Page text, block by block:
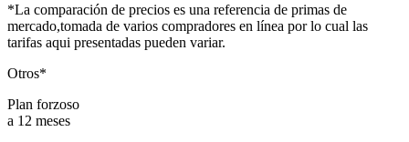
*La comparación de precios es una referencia de primas de
mercado,tomada de varios compradores en línea por lo cual las
tarifas aqui presentadas pueden variar.
Otros*
Plan forzoso
a 12 meses